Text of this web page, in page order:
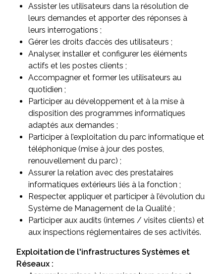
Assister les utilisateurs dans la résolution de
leurs demandes et apporter des réponses à
leurs interrogations ;
Gérer les droits d’accès des utilisateurs ;
Analyser, installer et configurer les éléments
actifs et les postes clients ;
Accompagner et former les utilisateurs au
quotidien ;
Participer au développement et à la mise à
disposition des programmes informatiques
adaptés aux demandes ;
Participer à l’exploitation du parc informatique et
téléphonique (mise à jour des postes,
renouvellement du parc) ;
Assurer la relation avec des prestataires
informatiques extérieurs liés à la fonction ;
Respecter, appliquer et participer à l’évolution du
Système de Management de la Qualité ;
Participer aux audits (internes / visites clients) et
aux inspections réglementaires de ses activités.
Exploitation de l'infrastructures Systèmes et
Réseaux :